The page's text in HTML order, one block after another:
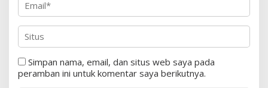
Simpan nama, email, dan situs web saya pada
peramban ini untuk komentar saya berikutnya.